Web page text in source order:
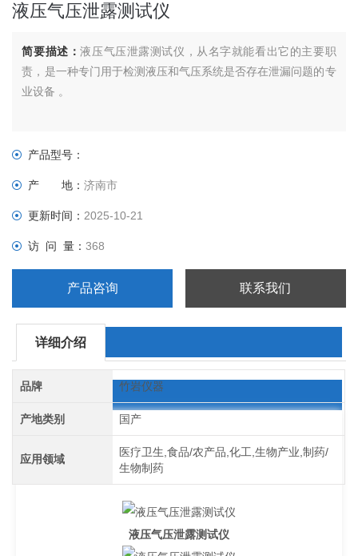
液压气压泄露测试仪
简要描述：液压气压泄露测试仪，从名字就能看出它的主要职
责，是一种专门用于检测液压和气压系统是否存在泄漏问题的专
业设备 。
产品型号：
产 地：济南市
更新时间：2025-10-21
访 问 量：368
产品咨询 联系我们
详细介绍
品牌 竹岩仪器
产地类别 国产
应用领域
医疗卫生,食品/农产品,化工,生物产业,制药/
生物制药
液压气压泄露测试仪